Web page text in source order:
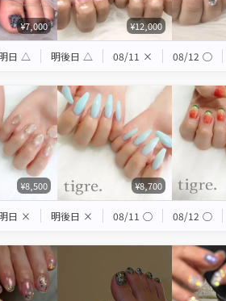
¥7,000 ¥12,000
日 △ 明後日 △ 08/11 × 08/12 ◯
¥8,500 ¥8,700
日 × 明後日 × 08/11 ◯ 08/12 ◯